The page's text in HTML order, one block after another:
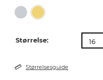
Størrelse:
Størrelsesguide